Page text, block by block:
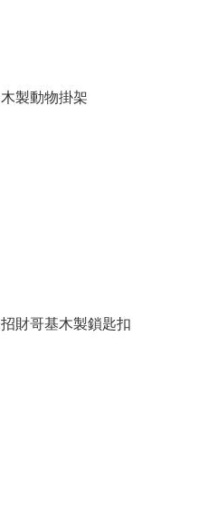
木製動物掛架
招財哥基木製鎖匙扣